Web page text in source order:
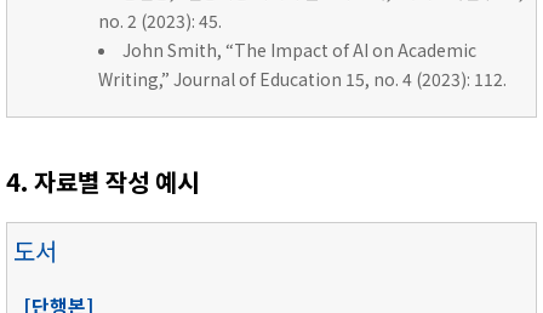
no. 2 (2023): 45.
John Smith, “The Impact of AI on Academic
Writing,” Journal of Education 15, no. 4 (2023): 112.
4. 자료별 작성 예시
도서
[단행본]